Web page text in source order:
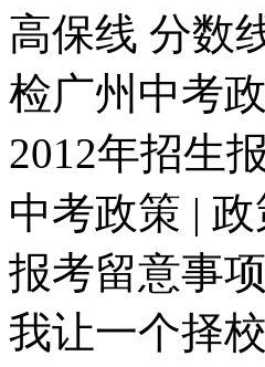
高保线 分数
检广州中考
2012年招生
中考政策 |
报考留意事
我让一个择